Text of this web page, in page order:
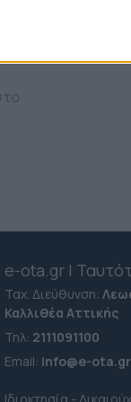
e-ota.gr |
Ταχ. Διεύθυνση:
Καλλιθέα Αττικής
Τηλ: 2111091100
Εmail: info@e-ota.gr